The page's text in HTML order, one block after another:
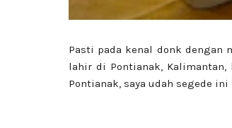
Pasti pada kenal donk dengan
lahir di Pontianak,
Pontianak, saya udah segede